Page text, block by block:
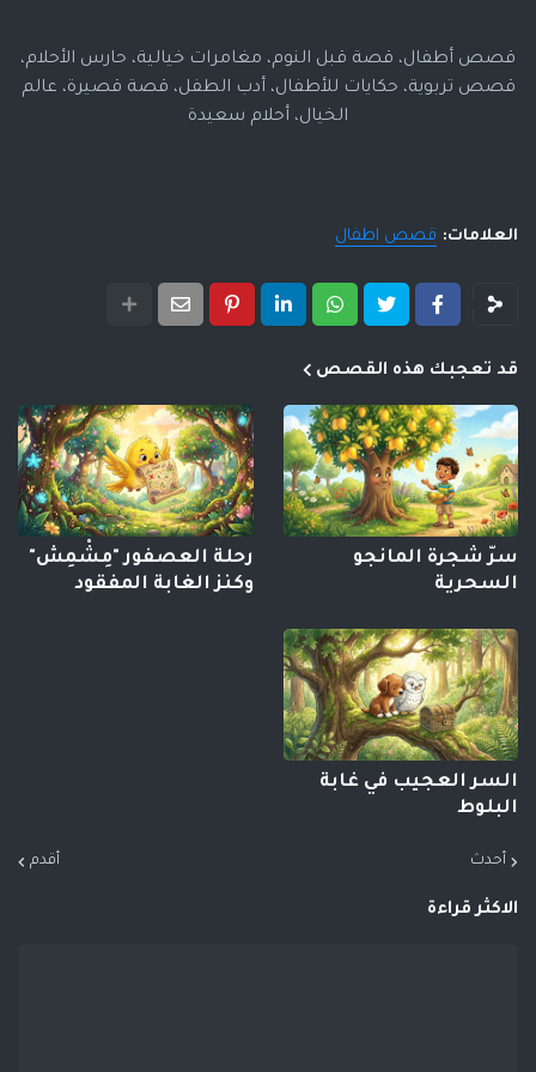
قصص أطفال، قصة قبل النوم، مغامرات خيالية، حارس الأحلام،
قصص تربوية، حكايات للأطفال، أدب الطفل، قصة قصيرة، عالم
الخيال، أحلام سعيدة
العلامات: قصص اطفال
قد تعجبك هذه القصص
سرّ شجرة المانجو
السحرية
رحلة العصفور "مِشْمِش"
وكنز الغابة المفقود
السر العجيب في غابة
البلوط
أحدث أقدم
الاكثر قراءة